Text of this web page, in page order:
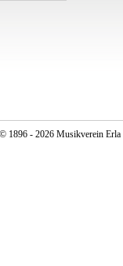
1896 - 2026 Musikverein Erla